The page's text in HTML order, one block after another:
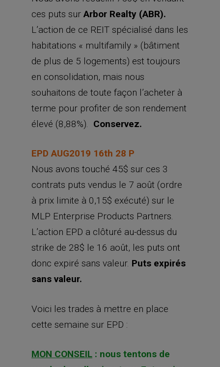
ces puts surArbor Realty (ABR).
L’action de ce REIT spécialisé dans les
habitations « multifamily » (bâtiment
de plus de 5 logements) est toujours
en consolidation, mais nous
souhaitons de toute façon l’acheter à
terme pour profiter de son rendement
élevé (8,88%). Conservez.
EPD AUG2019 16th 28 P
Nous avons touché 45$ sur ces 3
contrats puts vendus le 7 août (ordre
à prix limite à 0,15$ exécuté) sur le
MLP Enterprise Products Partners.
L’action EPD a clôturé au-dessus du
strike de 28$ le 16 août, les puts ont
donc expiré sans valeur. Puts expirés
sans valeur.
Voici les trades à mettre en place
cette semaine sur EPD :
MON CONSEIL : nous tentons de